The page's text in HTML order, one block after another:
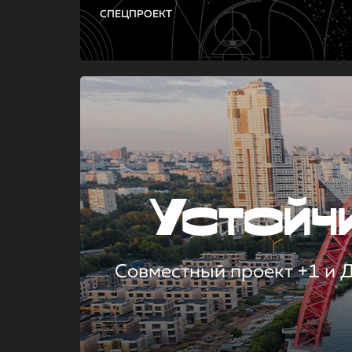
СПЕЦПРОЕКТ
Совместный проект +1 и